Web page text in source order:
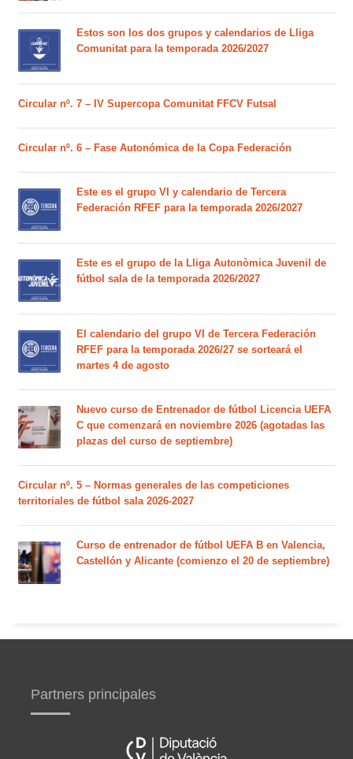
Estos son los dos grupos y calendarios de Lliga
Comunitat para la temporada 2026/2027
Circular nº. 7 – IV Supercopa Comunitat FFCV Futsal
Circular nº. 6 – Fase Autonómica de la Copa Federación
Este es el grupo VI y calendario de Tercera
Federación RFEF para la temporada 2026/2027
Este es el grupo de la Lliga Autonòmica Juvenil de
fútbol sala de la temporada 2026/2027
El calendario del grupo VI de Tercera Federación
RFEF para la temporada 2026/27 se sorteará el
martes 4 de agosto
Nuevo curso de Entrenador de fútbol Licencia UEFA
C que comenzará en noviembre 2026 (agotadas las
plazas del curso de septiembre)
Circular nº. 5 – Normas generales de las competiciones
territoriales de fútbol sala 2026-2027
Curso de entrenador de fútbol UEFA B en Valencia,
Castellón y Alicante (comienzo el 20 de septiembre)
Partners principales